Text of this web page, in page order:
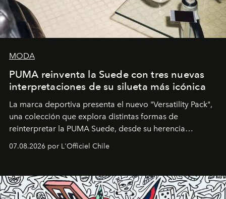
MODA
PUMA reinventa la Suede con tres nuevas
interpretaciones de su silueta más icónica
La marca deportiva presenta el nuevo "Versatility Pack",
una colección que explora distintas formas de
reinterpretar la PUMA Suede, desde su herencia
deportiva hasta una mirada moderna inspirada en el
diseño y el universo outdoor.
07.08.2026 por L'Officiel Chile